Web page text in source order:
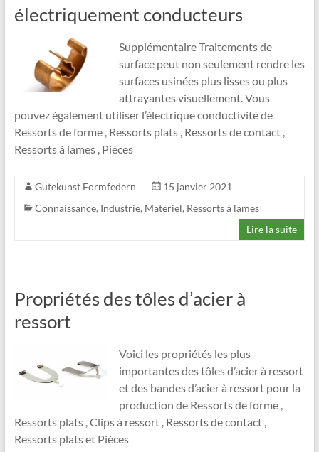
électriquement conducteurs
Supplémentaire Traitements de
surface peut non seulement rendre les
surfaces usinées plus lisses ou plus
attrayantes visuellement. Vous
pouvez également utiliser l’électrique conductivité de
Ressorts de forme , Ressorts plats , Ressorts de contact ,
Ressorts à lames , Pièces
Gutekunst Formfedern
15 janvier 2021
Connaissance, Industrie, Materiel, Ressorts à lames
Lire la suite
Propriétés des tôles d’acier à
ressort
Voici les propriétés les plus
importantes des tôles d’acier à ressort
et des bandes d’acier à ressort pour la
production de Ressorts de forme ,
Ressorts plats , Clips à ressort , Ressorts de contact ,
Ressorts plats et Pièces